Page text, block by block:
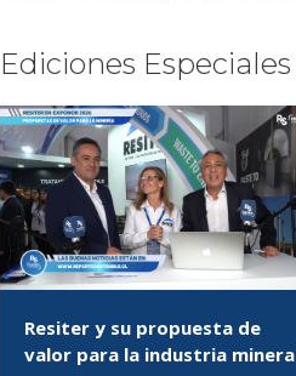
Ediciones Especiales
Resiter y su propuesta de
valor para la industria minera